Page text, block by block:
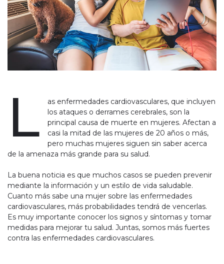
L
as enfermedades cardiovasculares, que incluyen
los ataques o derrames cerebrales, son la
principal causa de muerte en mujeres. Afectan a
casi la mitad de las mujeres de 20 años o más,
pero muchas mujeres siguen sin saber acerca
de la amenaza más grande para su salud.
La buena noticia es que muchos casos se pueden prevenir
mediante la información y un estilo de vida saludable.
Cuanto más sabe una mujer sobre las enfermedades
cardiovasculares, más probabilidades tendrá de vencerlas.
Es muy importante conocer los signos y síntomas y tomar
medidas para mejorar tu salud. Juntas, somos más fuertes
contra las enfermedades cardiovasculares.